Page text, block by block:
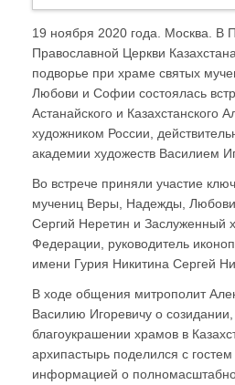
19 ноября 2020 года. Москва. В
Православной Церкви
подворье при храме святых
Любови и Софии состоялась
Астанайского и Казахстанского
художником России,
академии художеств Василием
Во встрече приняли участие
мучениц Веры, Надежды,
Сергий Неретин и Заслуженный
Федерации, руководитель
имени Гурия Никитина Сергей
В ходе общения митрополит
Василию Игоревичу о
благоукрашении храмов в
архипастырь поделился с
информацией о